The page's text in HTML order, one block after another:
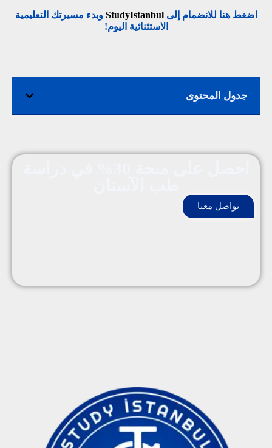
جدول المحتوى
تواصل معنا
اضغط هنا للانضمام إلىStudyIstanbul وبدء مسيرتك التعليمية
الاستثنائية اليوم!